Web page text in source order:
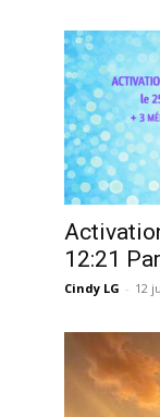
12:21
Cindy LG - 12